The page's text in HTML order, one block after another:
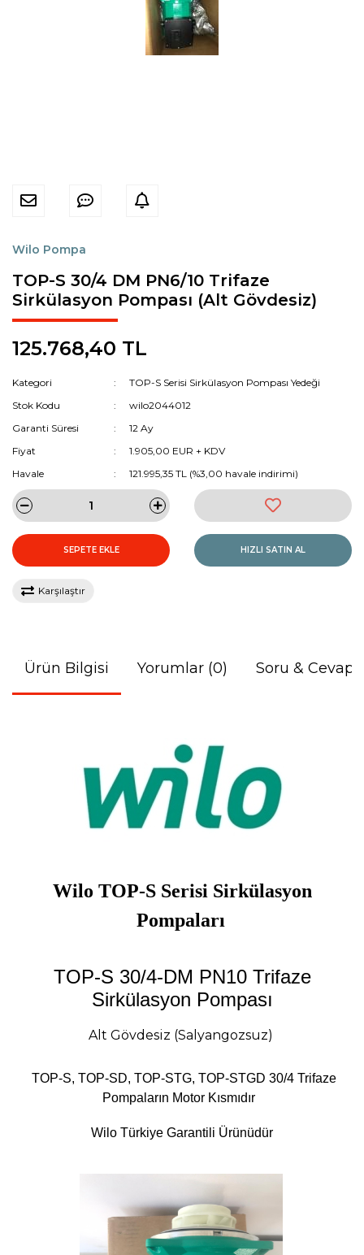
Wilo Pompa
TOP-S 30/4 DM PN6/10 Trifaze
Sirkülasyon Pompası (Alt Gövdesiz)
125.768,40 TL
Kategori
TOP-S Serisi Sirkülasyon Pompası Yedeği
Stok Kodu
wilo2044012
Garanti Süresi
12 Ay
Fiyat
1.905,00 EUR + KDV
Havale
121.995,35 TL (%3,00 havale indirimi)
SEPETE EKLE HIZLI SATIN AL
Karşılaştır
Ürün Bilgisi Yorumlar (0) Soru & Cevap
Wilo TOP-S Serisi Sirkülasyon
Pompaları
TOP-S 30/4-DM PN10 Trifaze
Sirkülasyon Pompası
Alt Gövdesiz (Salyangozsuz)
TOP-S, TOP-SD, TOP-STG, TOP-STGD 30/4 Trifaze
Pompaların Motor Kısmıdır
Wilo Türkiye Garantili Ürünüdür